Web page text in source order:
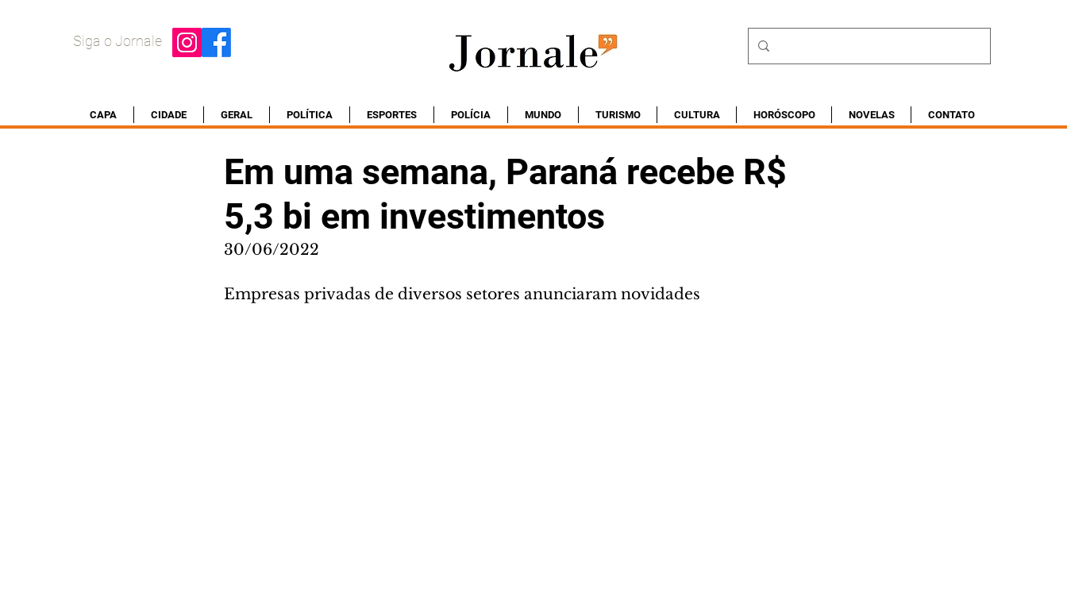
Siga o Jornale
CAPA CIDADE GERAL POLÍTICA ESPORTES POLÍCIA MUNDO TURISMO CULTURA HORÓSCOPO NOVELAS CONTATO
Em uma semana, Paraná recebe R$
5,3 bi em investimentos
30/06/2022
Empresas privadas de diversos setores anunciaram novidades